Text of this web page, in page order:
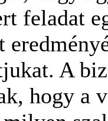
feladat
A
hogy a